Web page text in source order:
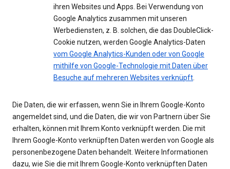
ihren Websites und Apps. Bei Verwendung von
Google Analytics zusammen mit unseren
Werbediensten, z. B. solchen, die das DoubleClick-
Cookie nutzen, werden Google Analytics-Daten
vom Google Analytics-Kunden oder von Google
mithilfe von Google-Technologie mit Daten über
Besuche auf mehreren Websites verknüpft.
Die Daten, die wir erfassen, wenn Sie in Ihrem Google-Konto
angemeldet sind, und die Daten, die wir von Partnern über Sie
erhalten, können mit Ihrem Konto verknüpft werden. Die mit
Ihrem Google-Konto verknüpften Daten werden von Google als
personenbezogene Daten behandelt. Weitere Informationen
dazu, wie Sie die mit Ihrem Google-Konto verknüpften Daten